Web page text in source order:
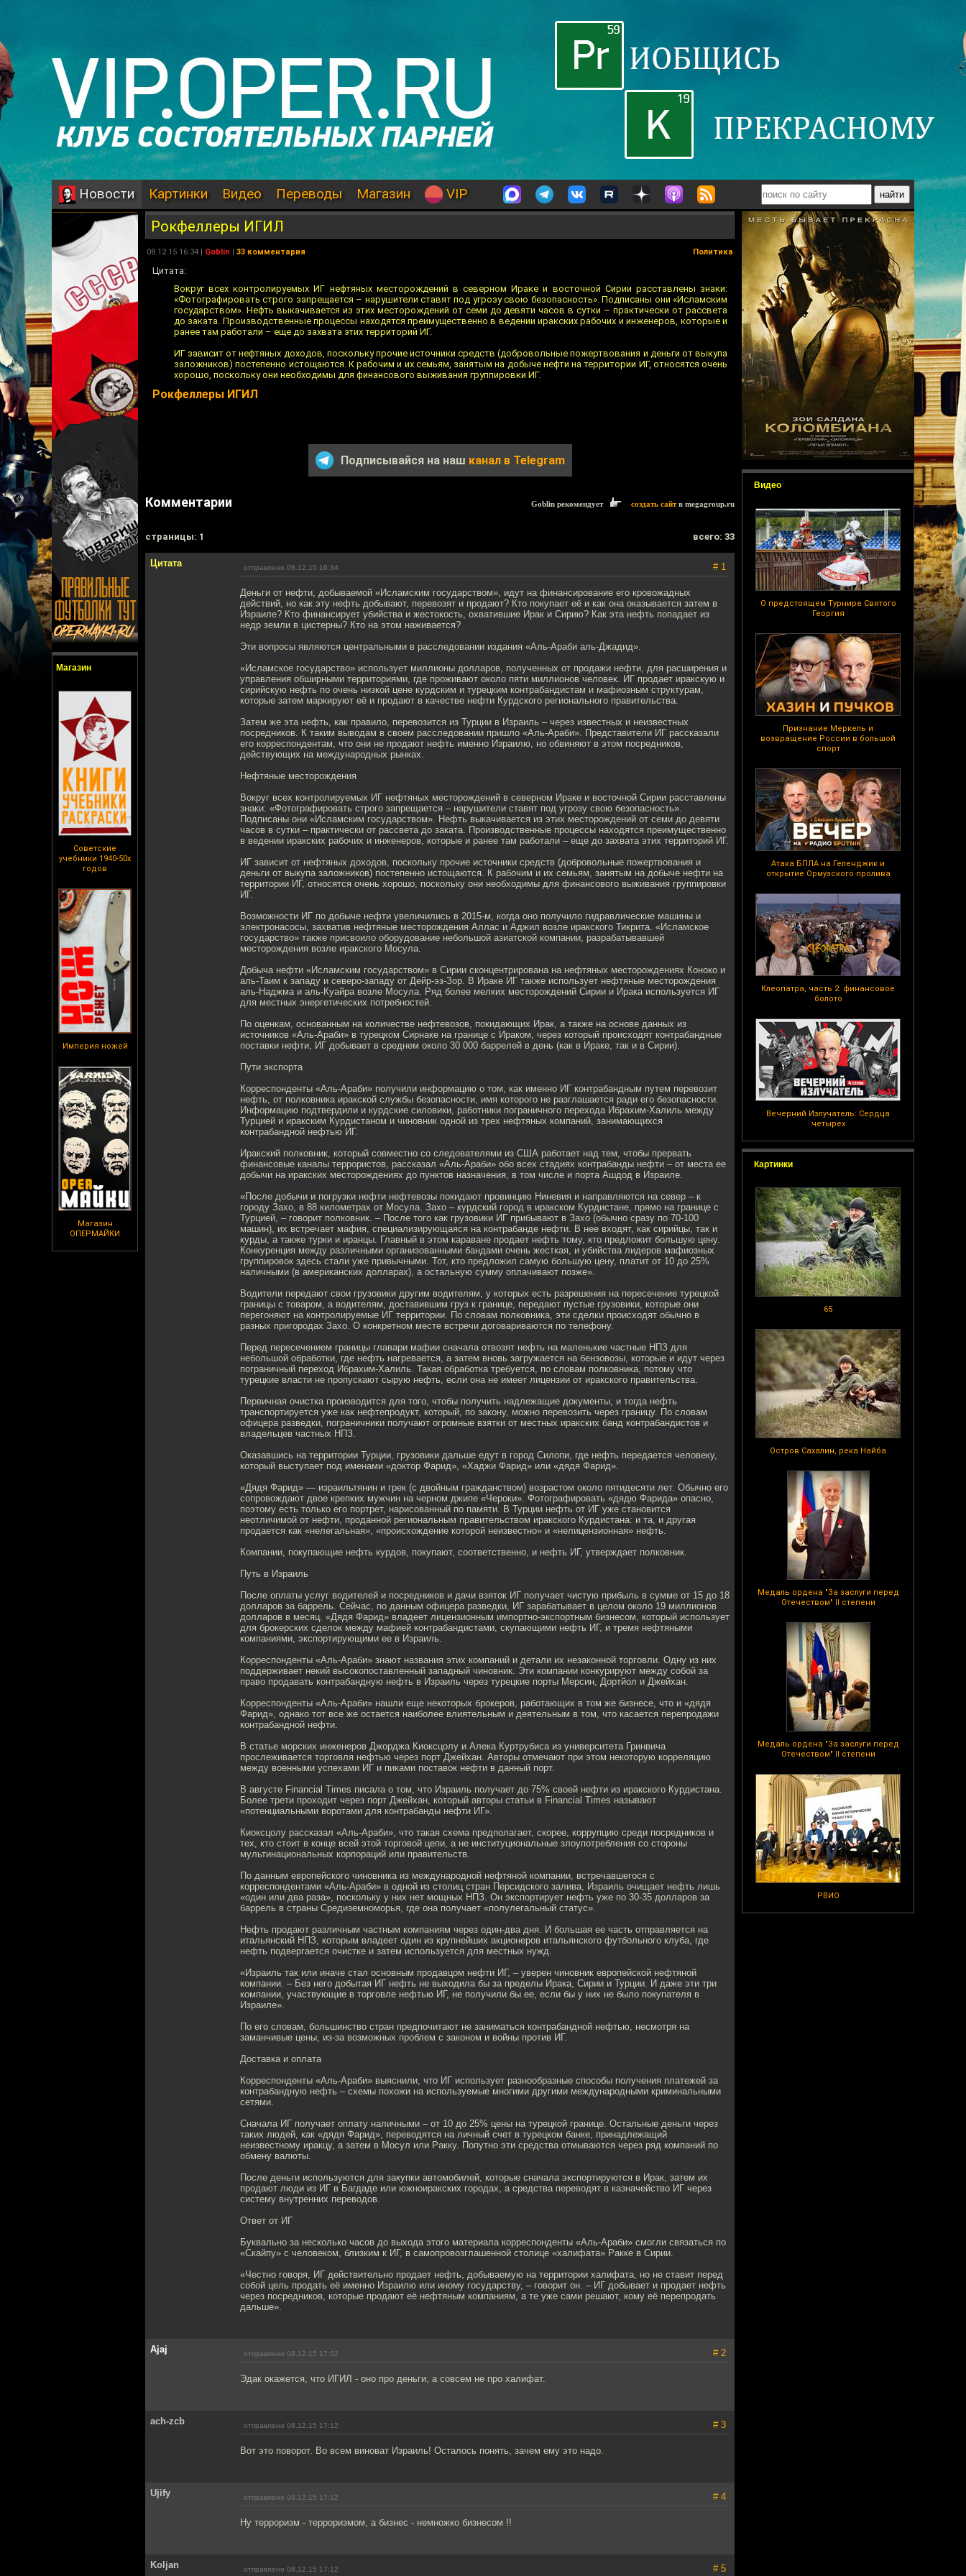
Новости Картинки Видео Переводы Магазин VIP
Магазин
Советские
учебники 1940-50х
годов
Империя ножей
Магазин
ОПЕРМАЙКИ
Видео
О предстоящем Турнире Святого
Георгия
Признание Меркель и
возвращение России в большой
спорт
Атака БПЛА на Геленджик и
открытие Ормузского пролива
Клеопатра, часть 2: финансовое
болото
Вечерний Излучатель: Сердца
четырех
Картинки
65
Остров Сахалин, река Найба
Медаль ордена "За заслуги перед
Отечеством" II степени
Медаль ордена "За заслуги перед
Отечеством" II степени
РВИО
Рокфеллеры ИГИЛ
08.12.15 16:34 | Goblin | 33 комментария Политика
Цитата:
Вокруг всех контролируемых ИГ нефтяных месторождений в северном Ираке и восточной Сирии расставлены знаки:
«Фотографировать строго запрещается – нарушители ставят под угрозу свою безопасность». Подписаны они «Исламским
государством». Нефть выкачивается из этих месторождений от семи до девяти часов в сутки – практически от рассвета
до заката. Производственные процессы находятся преимущественно в ведении иракских рабочих и инженеров, которые и
ранее там работали – еще до захвата этих территорий ИГ.
ИГ зависит от нефтяных доходов, поскольку прочие источники средств (добровольные пожертвования и деньги от выкупа
заложников) постепенно истощаются. К рабочим и их семьям, занятым на добыче нефти на территории ИГ, относятся очень
хорошо, поскольку они необходимы для финансового выживания группировки ИГ.
Рокфеллеры ИГИЛ
Подписывайся на наш канал в Telegram
Комментарии Goblin рекомендует создать сайтв megagroup.ru
cтраницы: 1 всего: 33
Цитата отправлено 08.12.15 16:34 # 1
Деньги от нефти, добываемой «Исламским государством», идут на финансирование его кровожадных
действий, но как эту нефть добывают, перевозят и продают? Кто покупает её и как она оказывается затем в
Израиле? Кто финансирует убийства и жестокость, охватившие Ирак и Сирию? Как эта нефть попадает из
недр земли в цистерны? Кто на этом наживается?
Эти вопросы являются центральными в расследовании издания «Аль-Араби аль-Джадид».
«Исламское государство» использует миллионы долларов, полученных от продажи нефти, для расширения и
управления обширными территориями, где проживают около пяти миллионов человек. ИГ продает иракскую и
сирийскую нефть по очень низкой цене курдским и турецким контрабандистам и мафиозным структурам,
которые затем маркируют её и продают в качестве нефти Курдского регионального правительства.
Затем же эта нефть, как правило, перевозится из Турции в Израиль – через известных и неизвестных
посредников. К таким выводам в своем расследовании пришло «Аль-Араби». Представители ИГ рассказали
его корреспондентам, что они не продают нефть именно Израилю, но обвиняют в этом посредников,
действующих на международных рынках.
Нефтяные месторождения
Вокруг всех контролируемых ИГ нефтяных месторождений в северном Ираке и восточной Сирии расставлены
знаки: «Фотографировать строго запрещается – нарушители ставят под угрозу свою безопасность».
Подписаны они «Исламским государством». Нефть выкачивается из этих месторождений от семи до девяти
часов в сутки – практически от рассвета до заката. Производственные процессы находятся преимущественно
в ведении иракских рабочих и инженеров, которые и ранее там работали – еще до захвата этих территорий ИГ.
ИГ зависит от нефтяных доходов, поскольку прочие источники средств (добровольные пожертвования и
деньги от выкупа заложников) постепенно истощаются. К рабочим и их семьям, занятым на добыче нефти на
территории ИГ, относятся очень хорошо, поскольку они необходимы для финансового выживания группировки
ИГ.
Возможности ИГ по добыче нефти увеличились в 2015-м, когда оно получило гидравлические машины и
электронасосы, захватив нефтяные месторождения Аллас и Аджил возле иракского Тикрита. «Исламское
государство» также присвоило оборудование небольшой азиатской компании, разрабатывавшей
месторождения возле иракского Мосула.
Добыча нефти «Исламским государством» в Сирии сконцентрирована на нефтяных месторождениях Коноко и
аль-Таим к западу и северо-западу от Дейр-эз-Зор. В Ираке ИГ также использует нефтяные месторождения
аль-Наджма и аль-Куайра возле Мосула. Ряд более мелких месторождений Сирии и Ирака используется ИГ
для местных энергетических потребностей.
По оценкам, основанным на количестве нефтевозов, покидающих Ирак, а также на основе данных из
источников «Аль-Араби» в турецком Сирнаке на границе с Ираком, через который происходят контрабандные
поставки нефти, ИГ добывает в среднем около 30 000 баррелей в день (как в Ираке, так и в Сирии).
Пути экспорта
Корреспонденты «Аль-Араби» получили информацию о том, как именно ИГ контрабандным путем перевозит
нефть, от полковника иракской службы безопасности, имя которого не разглашается ради его безопасности.
Информацию подтвердили и курдские силовики, работники пограничного перехода Ибрахим-Халиль между
Турцией и иракским Курдистаном и чиновник одной из трех нефтяных компаний, занимающихся
контрабандной нефтью ИГ.
Иракский полковник, который совместно со следователями из США работает над тем, чтобы прервать
финансовые каналы террористов, рассказал «Аль-Араби» обо всех стадиях контрабанды нефти – от места ее
добычи на иракских месторождениях до пунктов назначения, в том числе и порта Ашдод в Израиле.
«После добычи и погрузки нефти нефтевозы покидают провинцию Ниневия и направляются на север – к
городу Захо, в 88 километрах от Мосула. Захо – курдский город в иракском Курдистане, прямо на границе с
Турцией, – говорит полковник. – После того как грузовики ИГ прибывают в Захо (обычно сразу по 70-100
машин), их встречает мафия, специализирующаяся на контрабанде нефти. В нее входят, как сирийцы, так и
курды, а также турки и иранцы. Главный в этом караване продает нефть тому, кто предложит большую цену.
Конкуренция между различными организованными бандами очень жесткая, и убийства лидеров мафиозных
группировок здесь стали уже привычными. Тот, кто предложил самую большую цену, платит от 10 до 25%
наличными (в американских долларах), а остальную сумму оплачивают позже».
Водители передают свои грузовики другим водителям, у которых есть разрешения на пересечение турецкой
границы с товаром, а водителям, доставившим груз к границе, передают пустые грузовики, которые они
перегоняют на контролируемые ИГ территории. По словам полковника, эти сделки происходят обычно в
разных пригородах Захо. О конкретном месте встречи договариваются по телефону.
Перед пересечением границы главари мафии сначала отвозят нефть на маленькие частные НПЗ для
небольшой обработки, где нефть нагревается, а затем вновь загружается на бензовозы, которые и идут через
пограничный переход Ибрахим-Халиль. Такая обработка требуется, по словам полковника, потому что
турецкие власти не пропускают сырую нефть, если она не имеет лицензии от иракского правительства.
Первичная очистка производится для того, чтобы получить надлежащие документы, и тогда нефть
транспортируется уже как нефтепродукт, который, по закону, можно перевозить через границу. По словам
офицера разведки, пограничники получают огромные взятки от местных иракских банд контрабандистов и
владельцев частных НПЗ.
Оказавшись на территории Турции, грузовики дальше едут в город Силопи, где нефть передается человеку,
который выступает под именами «доктор Фарид», «Хаджи Фарид» или «дядя Фарид».
«Дядя Фарид» — израильтянин и грек (с двойным гражданством) возрастом около пятидесяти лет. Обычно его
сопровождают двое крепких мужчин на черном джипе «Чероки». Фотографировать «дядю Фарида» опасно,
поэтому есть только его портрет, нарисованный по памяти. В Турции нефть от ИГ уже становится
неотличимой от нефти, проданной региональным правительством иракского Курдистана: и та, и другая
продается как «нелегальная», «происхождение которой неизвестно» и «нелицензионная» нефть.
Компании, покупающие нефть курдов, покупают, соответственно, и нефть ИГ, утверждает полковник.
Путь в Израиль
После оплаты услуг водителей и посредников и дачи взяток ИГ получает чистую прибыль в сумме от 15 до 18
долларов за баррель. Сейчас, по данным офицера разведки, ИГ зарабатывает в целом около 19 миллионов
долларов в месяц. «Дядя Фарид» владеет лицензионным импортно-экспортным бизнесом, который использует
для брокерских сделок между мафией контрабандистами, скупающими нефть ИГ, и тремя нефтяными
компаниями, экспортирующими ее в Израиль.
Корреспонденты «Аль-Араби» знают названия этих компаний и детали их незаконной торговли. Одну из них
поддерживает некий высокопоставленный западный чиновник. Эти компании конкурируют между собой за
право продавать контрабандную нефть в Израиль через турецкие порты Мерсин, Дортйол и Джейхан.
Корреспонденты «Аль-Араби» нашли еще некоторых брокеров, работающих в том же бизнесе, что и «дядя
Фарид», однако тот все же остается наиболее влиятельным и деятельным в том, что касается перепродажи
контрабандной нефти.
В статье морских инженеров Джорджа Киоксцолу и Алека Куртрубиса из университета Гринвича
прослеживается торговля нефтью через порт Джейхан. Авторы отмечают при этом некоторую корреляцию
между военными успехами ИГ и пиками поставок нефти в данный порт.
В августе Financial Times писала о том, что Израиль получает до 75% своей нефти из иракского Курдистана.
Более трети проходит через порт Джейхан, который авторы статьи в Financial Times называют
«потенциальными воротами для контрабанды нефти ИГ».
Киоксцолу рассказал «Аль-Араби», что такая схема предполагает, скорее, коррупцию среди посредников и
тех, кто стоит в конце всей этой торговой цепи, а не институциональные злоупотребления со стороны
мультинациональных корпораций или правительств.
По данным европейского чиновника из международной нефтяной компании, встречавшегося с
корреспондентами «Аль-Араби» в одной из столиц стран Персидского залива, Израиль очищает нефть лишь
«один или два раза», поскольку у них нет мощных НПЗ. Он экспортирует нефть уже по 30-35 долларов за
баррель в страны Средиземноморья, где она получает «полулегальный статус».
Нефть продают различным частным компаниям через один-два дня. И большая ее часть отправляется на
итальянский НПЗ, которым владеет один из крупнейших акционеров итальянского футбольного клуба, где
нефть подвергается очистке и затем используется для местных нужд.
«Израиль так или иначе стал основным продавцом нефти ИГ, – уверен чиновник европейской нефтяной
компании. – Без него добытая ИГ нефть не выходила бы за пределы Ирака, Сирии и Турции. И даже эти три
компании, участвующие в торговле нефтью ИГ, не получили бы ее, если бы у них не было покупателя в
Израиле».
По его словам, большинство стран предпочитают не заниматься контрабандной нефтью, несмотря на
заманчивые цены, из-за возможных проблем с законом и войны против ИГ.
Доставка и оплата
Корреспонденты «Аль-Араби» выяснили, что ИГ использует разнообразные способы получения платежей за
контрабандную нефть – схемы похожи на используемые многими другими международными криминальными
сетями.
Сначала ИГ получает оплату наличными – от 10 до 25% цены на турецкой границе. Остальные деньги через
таких людей, как «дядя Фарид», переводятся на личный счет в турецком банке, принадлежащий
неизвестному иракцу, а затем в Мосул или Ракку. Попутно эти средства отмываются через ряд компаний по
обмену валюты.
После деньги используются для закупки автомобилей, которые сначала экспортируются в Ирак, затем их
продают люди из ИГ в Багдаде или южноиракских городах, а средства переводят в казначейство ИГ через
систему внутренних переводов.
Ответ от ИГ
Буквально за несколько часов до выхода этого материала корреспонденты «Аль-Араби» смогли связаться по
«Скайпу» с человеком, близким к ИГ, в самопровозглашенной столице «халифата» Ракке в Сирии.
«Честно говоря, ИГ действительно продает нефть, добываемую на территории халифата, но не ставит перед
собой цель продать её именно Израилю или иному государству, – говорит он. – ИГ добывает и продает нефть
через посредников, которые продают её нефтяным компаниям, а те уже сами решают, кому её перепродать
дальше».
Ajaj отправлено 08.12.15 17:02 # 2
Эдак окажется, что ИГИЛ - оно про деньги, а совсем не про халифат.
ach-zcb отправлено 08.12.15 17:12 # 3
Вот это поворот. Во всем виноват Израиль! Осталось понять, зачем ему это надо.
Ujify отправлено 08.12.15 17:12 # 4
Ну терроризм - терроризмом, а бизнес - немножко бизнесом !!
Koljan отправлено 08.12.15 17:12 # 5